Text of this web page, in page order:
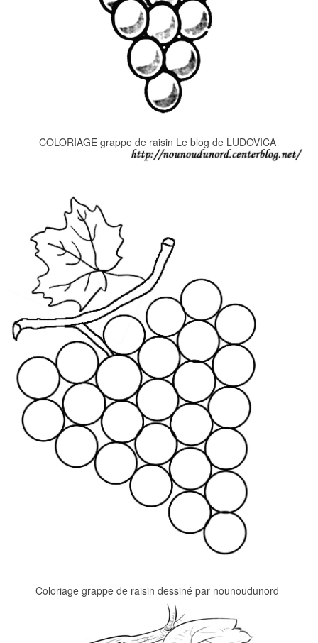
COLORIAGE grappe de raisin Le blog de LUDOVICA
Coloriage grappe de raisin dessiné par nounoudunord